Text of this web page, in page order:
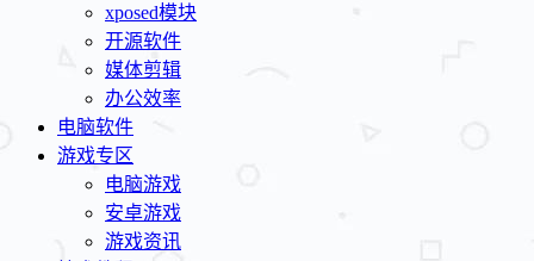
xposed模块
开源软件
媒体剪辑
办公效率
电脑软件
游戏专区
电脑游戏
安卓游戏
游戏资讯